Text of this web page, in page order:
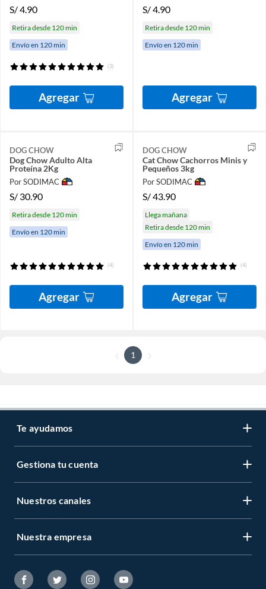
S/4.90
Retira desde 120 min
Envío en 120 min
(3)
Agregar
S/4.90
Retira desde 120 min
Envío en 120 min
Agregar
DOG CHOW
Dog Chow Adulto Alta
Proteína 2Kg
Por SODIMAC
S/ 30.90
Retira desde 120 min
Envío en 120 min
(4)
Agregar
DOG CHOW
Cat Chow Cachorros Minis y
Pequeños 3kg
Por SODIMAC
S/43.90
Llega mañana
Retira desde 120 min
Envío en 120 min
(4)
Agregar
1
Te ayudamos
Gestiona tu cuenta
Nuestros canales
Nuestra empresa